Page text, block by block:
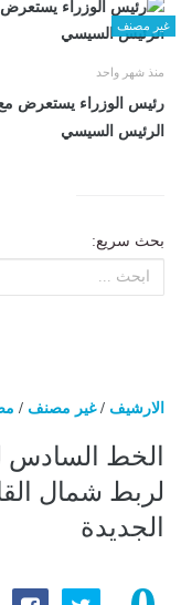
غير مصنف
منذ شهر واحد
رئيس الوزراء يستعرض مع
الرئيس السيسي
بحث سريع:
الارشيف /غير مصنف /
الخط السادس
لربط شمال
الجديدة